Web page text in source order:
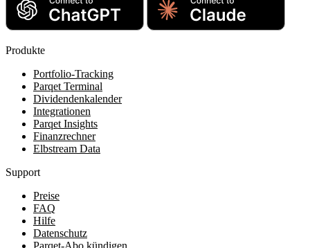
Produkte
Portfolio-Tracking
Parqet Terminal
Dividendenkalender
Integrationen
Parqet Insights
Finanzrechner
Elbstream Data
Support
Preise
FAQ
Hilfe
Datenschutz
Parqet-Abo kündigen